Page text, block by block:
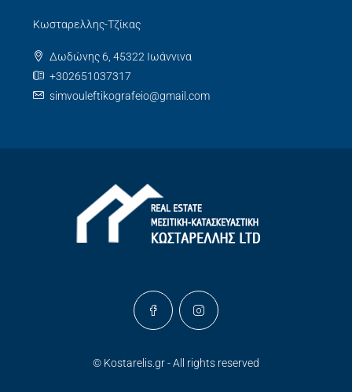
Κωσταρελλης-Τζίκας
Δωδώνης 6, 45322 Ιωάννινα
+302651037317
simvouleftikografeio@gmail.com
© Kostarelis.gr - All rights reserved